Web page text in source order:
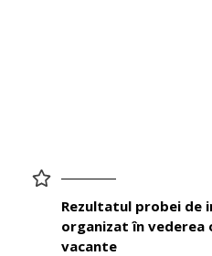
Rezultatul probei de
organizat în vederea
vacante